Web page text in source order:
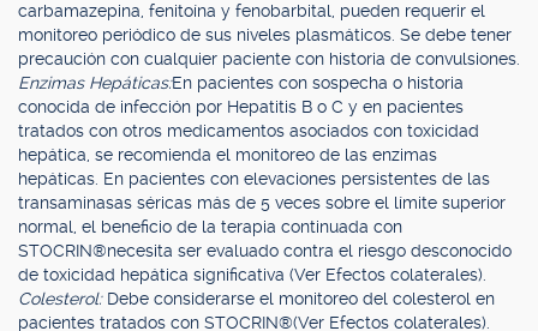
carbamazepina, fenitoína y fenobarbital, pueden requerir el
monitoreo periódico de sus niveles plasmáticos. Se debe tener
precaución con cualquier paciente con historia de convulsiones.
Enzimas Hepáticas:En pacientes con sospecha o historia
conocida de infección por Hepatitis B o C y en pacientes
tratados con otros medicamentos asociados con toxicidad
hepática, se recomienda el monitoreo de las enzimas
hepáticas. En pacientes con elevaciones persistentes de las
transaminasas séricas más de 5 veces sobre el límite superior
normal, el beneficio de la terapia continuada con
STOCRIN®necesita ser evaluado contra el riesgo desconocido
de toxicidad hepática significativa (Ver Efectos colaterales).
Colesterol: Debe considerarse el monitoreo del colesterol en
pacientes tratados con STOCRIN®(Ver Efectos colaterales).